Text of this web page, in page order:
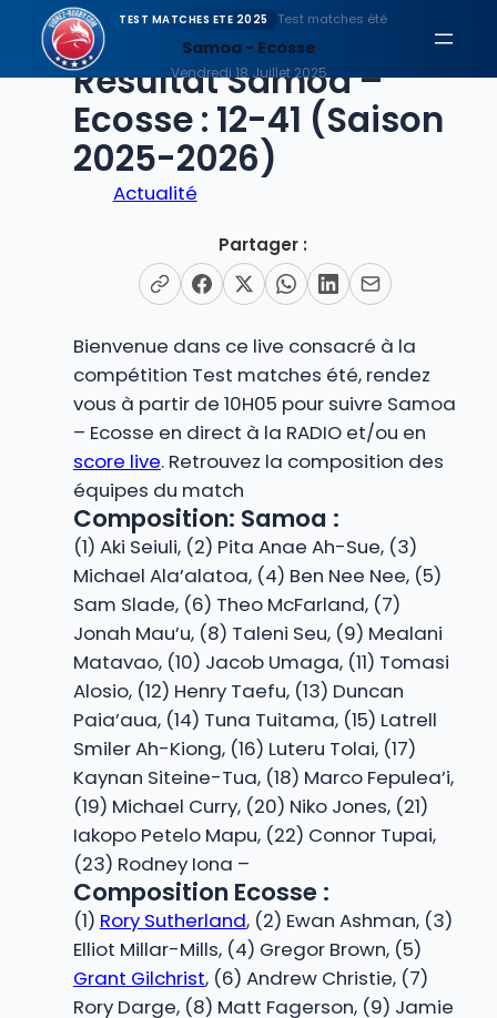
contenu
EN DIRECT
Résultat Samoa –
Ecosse : 12-41 (Saison
2025-2026)
Actualité
Partager :
Bienvenue dans ce live consacré à la
compétition Test matches été, rendez
vous à partir de 10H05 pour suivre Samoa
– Ecosse en direct à la RADIO et/ou en
score live. Retrouvez la composition des
équipes du match
Composition: Samoa :
(1) Aki Seiuli, (2) Pita Anae Ah-Sue, (3)
Michael Ala’alatoa, (4) Ben Nee Nee, (5)
Sam Slade, (6) Theo McFarland, (7)
Jonah Mau’u, (8) Taleni Seu, (9) Mealani
Matavao, (10) Jacob Umaga, (11) Tomasi
Alosio, (12) Henry Taefu, (13) Duncan
Paia’aua, (14) Tuna Tuitama, (15) Latrell
Smiler Ah-Kiong, (16) Luteru Tolai, (17)
Kaynan Siteine-Tua, (18) Marco Fepulea’i,
(19) Michael Curry, (20) Niko Jones, (21)
Iakopo Petelo Mapu, (22) Connor Tupai,
(23) Rodney Iona –
Composition Ecosse :
(1) Rory Sutherland, (2) Ewan Ashman, (3)
Elliot Millar-Mills, (4) Gregor Brown, (5)
Grant Gilchrist, (6) Andrew Christie, (7)
Rory Darge, (8) Matt Fagerson, (9) Jamie
TEST MATCHES ETE 2025 Test matches été
Samoa - Ecosse
Vendredi 18 Juillet 2025